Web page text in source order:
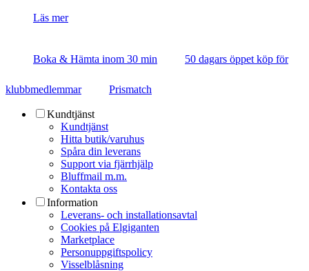
Läs mer
Boka & Hämta inom 30 min 50 dagars öppet köp för
klubbmedlemmar Prismatch
Kundtjänst
Kundtjänst
Hitta butik/varuhus
Spåra din leverans
Support via fjärrhjälp
Bluffmail m.m.
Kontakta oss
Information
Leverans- och installationsavtal
Cookies på Elgiganten
Marketplace
Personuppgiftspolicy
Visselblåsning